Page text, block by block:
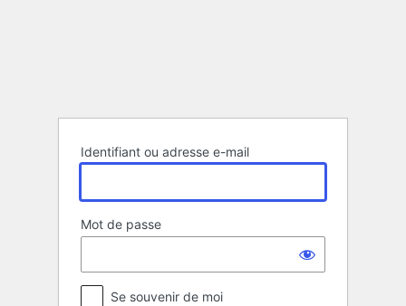
Identifiant ou adresse e-mail
Mot de passe
Se souvenir de moi